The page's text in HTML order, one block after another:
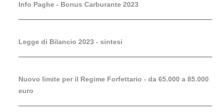
Info Paghe - Bonus Carburante 2023
Legge di Bilancio 2023 - sintesi
Nuovo limite per il Regime Forfettario - da 65.000 a 85.000
euro